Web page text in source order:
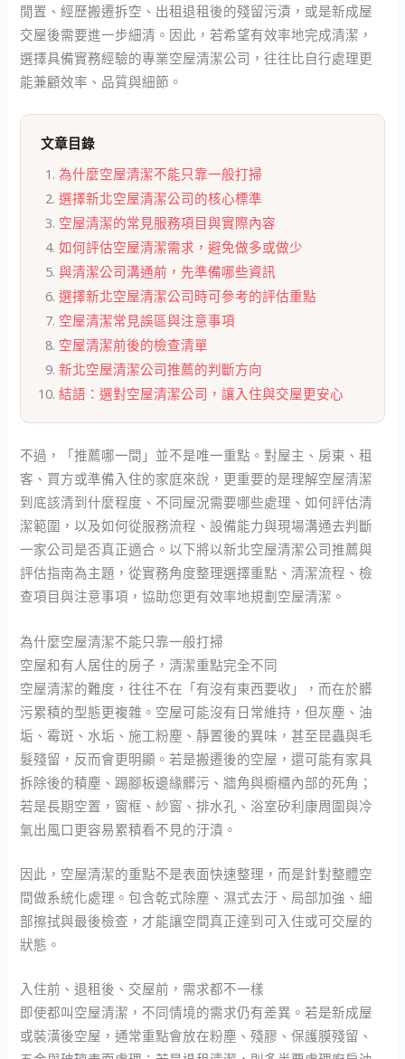
閒置、經歷搬遷拆空、出租退租後的殘留污漬，或是新成屋
交屋後需要進一步細清。因此，若希望有效率地完成清潔，
選擇具備實務經驗的專業空屋清潔公司，往往比自行處理更
能兼顧效率、品質與細節。
文章目錄
為什麼空屋清潔不能只靠一般打掃
選擇新北空屋清潔公司的核心標準
空屋清潔的常見服務項目與實際內容
如何評估空屋清潔需求，避免做多或做少
與清潔公司溝通前，先準備哪些資訊
選擇新北空屋清潔公司時可參考的評估重點
空屋清潔常見誤區與注意事項
空屋清潔前後的檢查清單
新北空屋清潔公司推薦的判斷方向
結語：選對空屋清潔公司，讓入住與交屋更安心
不過，「推薦哪一間」並不是唯一重點。對屋主、房東、租
客、買方或準備入住的家庭來說，更重要的是理解空屋清潔
到底該清到什麼程度、不同屋況需要哪些處理、如何評估清
潔範圍，以及如何從服務流程、設備能力與現場溝通去判斷
一家公司是否真正適合。以下將以新北空屋清潔公司推薦與
評估指南為主題，從實務角度整理選擇重點、清潔流程、檢
查項目與注意事項，協助您更有效率地規劃空屋清潔。
為什麼空屋清潔不能只靠一般打掃
空屋和有人居住的房子，清潔重點完全不同
空屋清潔的難度，往往不在「有沒有東西要收」，而在於髒
污累積的型態更複雜。空屋可能沒有日常維持，但灰塵、油
垢、霉斑、水垢、施工粉塵、靜置後的異味，甚至昆蟲與毛
髮殘留，反而會更明顯。若是搬遷後的空屋，還可能有家具
拆除後的積塵、踢腳板邊緣髒污、牆角與櫥櫃內部的死角；
若是長期空置，窗框、紗窗、排水孔、浴室矽利康周圍與冷
氣出風口更容易累積看不見的汙漬。
因此，空屋清潔的重點不是表面快速整理，而是針對整體空
間做系統化處理。包含乾式除塵、濕式去汙、局部加強、細
部擦拭與最後檢查，才能讓空間真正達到可入住或可交屋的
狀態。
入住前、退租後、交屋前，需求都不一樣
即使都叫空屋清潔，不同情境的需求仍有差異。若是新成屋
或裝潢後空屋，通常重點會放在粉塵、殘膠、保護膜殘留、